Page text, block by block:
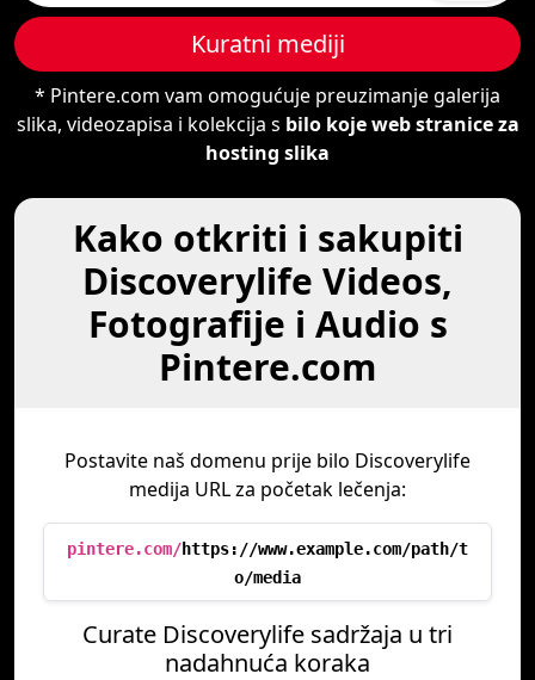
Kuratni mediji
* Pintere.com vam omogućuje preuzimanje galerija
slika, videozapisa i kolekcija s bilo koje web stranice za
hosting slika
Kako otkriti i sakupiti
Discoverylife Videos,
Fotografije i Audio s
Pintere.com
Postavite naš domenu prije bilo Discoverylife
medija URL za početak lečenja:
pintere.com/https://www.example.com/path/t
o/media
Curate Discoverylife sadržaja u tri
nadahnuća koraka